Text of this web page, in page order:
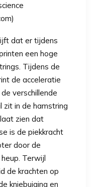
dat er tijdens
een hoge
Tijdens de
de acceleratie
verschillende
zit in de hamstring
zien dat
is de piekkracht
door de
Terwijl
de krachten op
kniebuiging en